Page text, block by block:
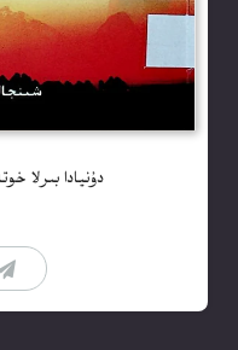
دۇنيادا بىرلا خوتەن